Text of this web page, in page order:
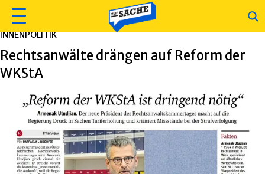
INNENPOLITIK
Rechtsanwälte drängen auf Reform der
WKStA